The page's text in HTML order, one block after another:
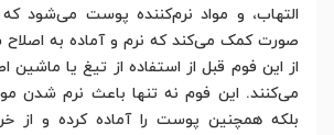
التهاب، و مواد نرم‌کننده پوست
صورت کمک می‌کند که نرم و آماده به اصلاح
از این فوم قبل از استفاده از تیغ یا ماشین
می‌کنند. این فوم نه تنها باعث نرم شدن
بلکه همچنین پوست را آماده کرده و از